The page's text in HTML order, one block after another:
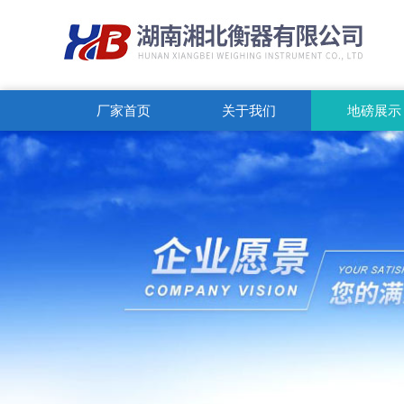
厂家首页 关于我们 地磅展示